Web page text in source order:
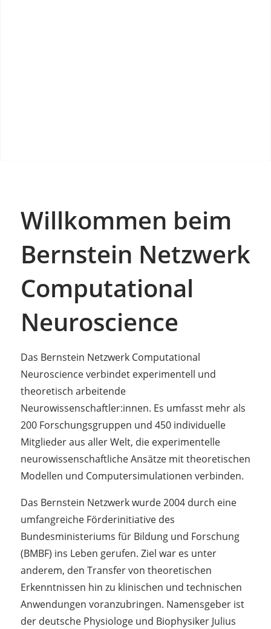
Willkommen beim
Bernstein Netzwerk
Computational
Neuroscience
Das Bernstein Netzwerk Computational
Neuroscience verbindet experimentell und
theoretisch arbeitende
Neurowissenschaftler:innen. Es umfasst mehr als
200 Forschungsgruppen und 450 individuelle
Mitglieder aus aller Welt, die experimentelle
neurowissenschaftliche Ansätze mit theoretischen
Modellen und Computersimulationen verbinden.
Das Bernstein Netzwerk wurde 2004 durch eine
umfangreiche Förderinitiative des
Bundesministeriums für Bildung und Forschung
(BMBF) ins Leben gerufen. Ziel war es unter
anderem, den Transfer von theoretischen
Erkenntnissen hin zu klinischen und technischen
Anwendungen voranzubringen. Namensgeber ist
der deutsche Physiologe und Biophysiker Julius